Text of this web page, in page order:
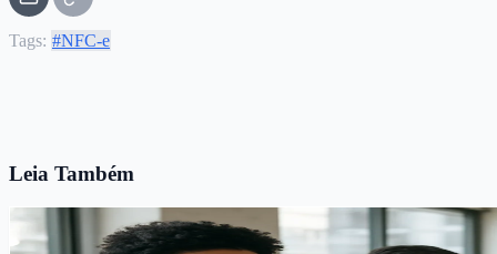
Tags: #NFC-e
Leia Também